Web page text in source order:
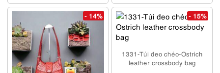
- 14% - 15%
1331-Túi đeo chéo-Ostrich
leather crossbody bag